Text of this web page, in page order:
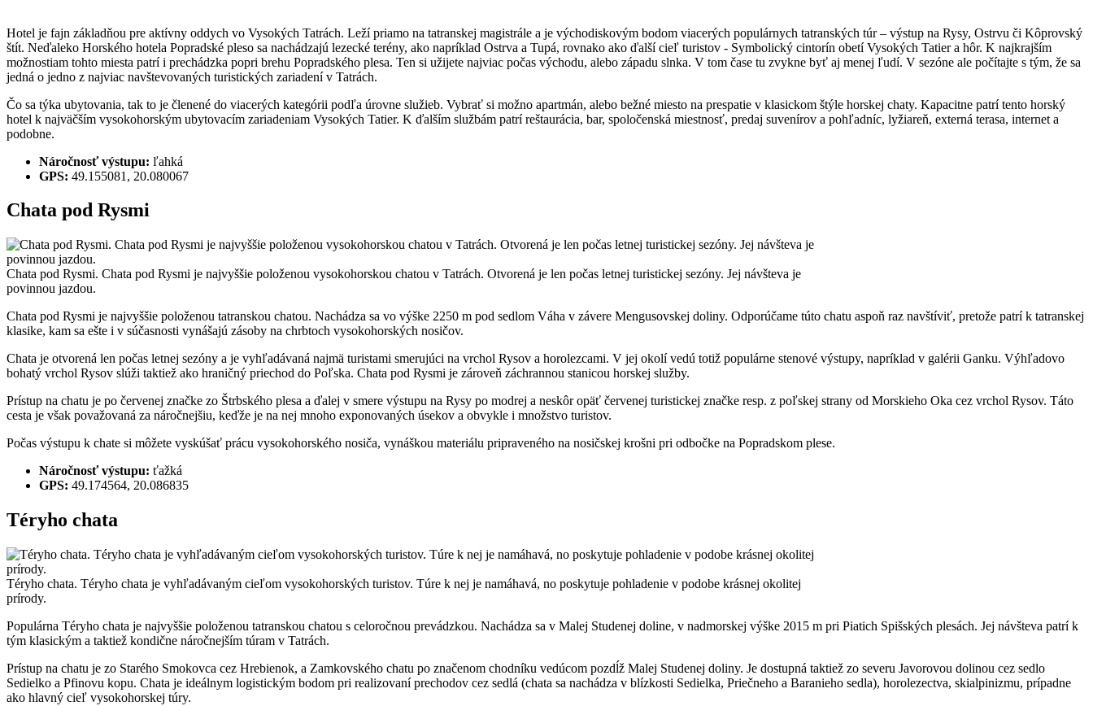
Hotel je fajn základňou pre aktívny oddych vo Vysokých Tatrách. Leží priamo na tatranskej magistrále a je východiskovým bodom viacerých populárnych tatranských túr – výstup na Rysy, Ostrvu či Kôprovský
štít. Neďaleko Horského hotela Popradské pleso sa nachádzajú lezecké terény, ako napríklad Ostrva a Tupá, rovnako ako ďalší cieľ turistov - Symbolický cintorín obetí Vysokých Tatier a hôr. K najkrajším
možnostiam tohto miesta patrí i prechádzka popri brehu Popradského plesa. Ten si užijete najviac počas východu, alebo západu slnka. V tom čase tu zvykne byť aj menej ľudí. V sezóne ale počítajte s tým, že sa
jedná o jedno z najviac navštevovaných turistických zariadení v Tatrách.
Čo sa týka ubytovania, tak to je členené do viacerých kategórii podľa úrovne služieb. Vybrať si možno apartmán, alebo bežné miesto na prespatie v klasickom štýle horskej chaty. Kapacitne patrí tento horský
hotel k najväčším vysokohorským ubytovacím zariadeniam Vysokých Tatier. K ďalším službám patrí reštaurácia, bar, spoločenská miestnosť, predaj suvenírov a pohľadníc, lyžiareň, externá terasa, internet a
podobne.
Náročnosť výstupu: ľahká
GPS: 49.155081, 20.080067
Chata pod Rysmi
Chata pod Rysmi. Chata pod Rysmi je najvyššie položenou vysokohorskou chatou v Tatrách. Otvorená je len počas letnej turistickej sezóny. Jej návšteva je
povinnou jazdou.
Chata pod Rysmi je najvyššie položenou tatranskou chatou. Nachádza sa vo výške 2250 m pod sedlom Váha v závere Mengusovskej doliny. Odporúčame túto chatu aspoň raz navštíviť, pretože patrí k tatranskej
klasike, kam sa ešte i v súčasnosti vynášajú zásoby na chrbtoch vysokohorských nosičov.
Chata je otvorená len počas letnej sezóny a je vyhľadávaná najmä turistami smerujúci na vrchol Rysov a horolezcami. V jej okolí vedú totiž populárne stenové výstupy, napríklad v galérii Ganku. Výhľadovo
bohatý vrchol Rysov slúži taktiež ako hraničný priechod do Poľska. Chata pod Rysmi je zároveň záchrannou stanicou horskej služby.
Prístup na chatu je po červenej značke zo Štrbského plesa a ďalej v smere výstupu na Rysy po modrej a neskôr opäť červenej turistickej značke resp. z poľskej strany od Morskieho Oka cez vrchol Rysov. Táto
cesta je však považovaná za náročnejšiu, keďže je na nej mnoho exponovaných úsekov a obvykle i množstvo turistov.
Počas výstupu k chate si môžete vyskúšať prácu vysokohorského nosiča, vynáškou materiálu pripraveného na nosičskej krošni pri odbočke na Popradskom plese.
Náročnosť výstupu: ťažká
GPS: 49.174564, 20.086835
Téryho chata
Téryho chata. Téryho chata je vyhľadávaným cieľom vysokohorských turistov. Túre k nej je namáhavá, no poskytuje pohladenie v podobe krásnej okolitej
prírody.
Populárna Téryho chata je najvyššie položenou tatranskou chatou s celoročnou prevádzkou. Nachádza sa v Malej Studenej doline, v nadmorskej výške 2015 m pri Piatich Spišských plesách. Jej návšteva patrí k
tým klasickým a taktiež kondične náročnejším túram v Tatrách.
Prístup na chatu je zo Starého Smokovca cez Hrebienok, a Zamkovského chatu po značenom chodníku vedúcom pozdĺž Malej Studenej doliny. Je dostupná taktiež zo severu Javorovou dolinou cez sedlo
Sedielko a Pfinovu kopu. Chata je ideálnym logistickým bodom pri realizovaní prechodov cez sedlá (chata sa nachádza v blízkosti Sedielka, Priečneho a Baranieho sedla), horolezectva, skialpinizmu, prípadne
ako hlavný cieľ vysokohorskej túry.